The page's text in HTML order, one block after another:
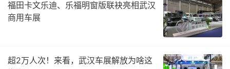
福田卡文乐迪、乐福明窗版联袂亮相武汉
商用车展
超2万人次！来看，武汉车展解放为啥这